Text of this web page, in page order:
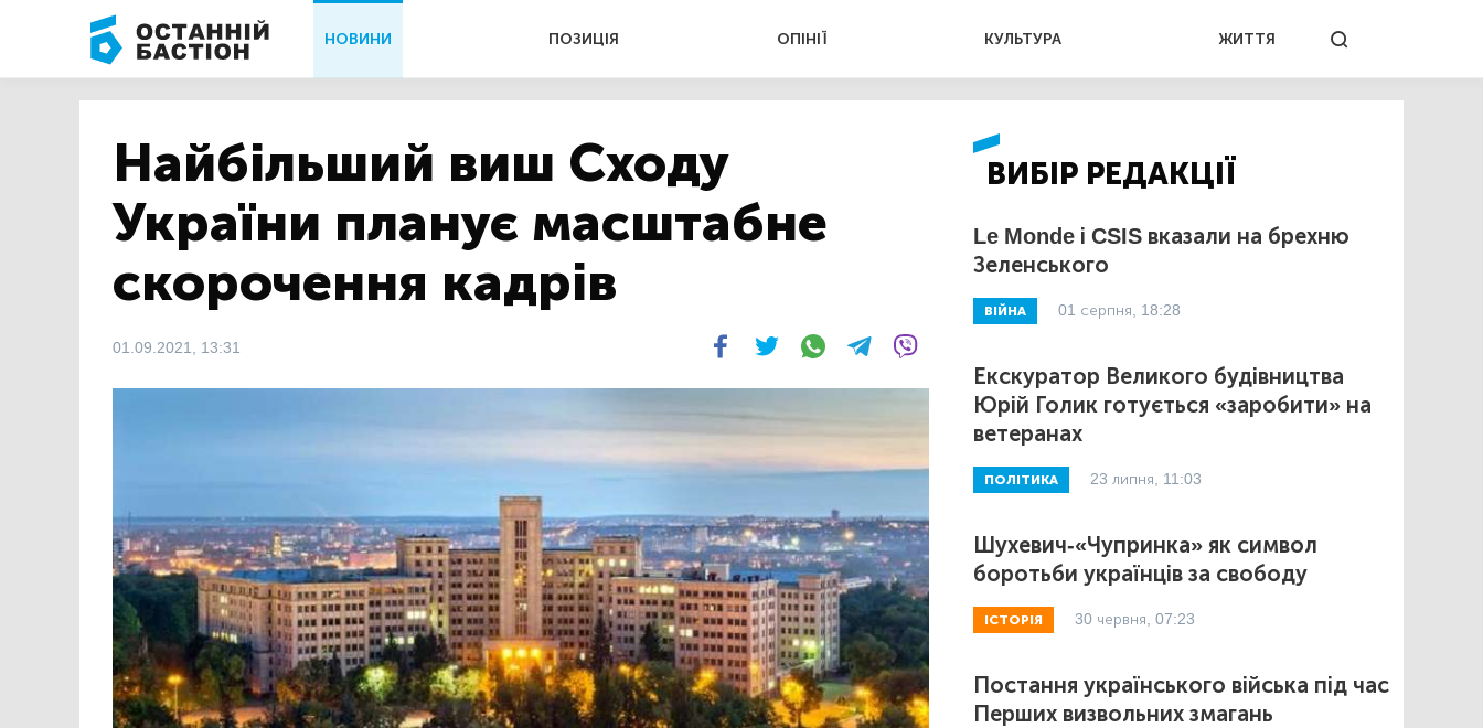
НОВИНИ ПОЗИЦІЯ ОПІНІЇ КУЛЬТУРА ЖИТТЯ
Найбільший виш Сходу
України планує масштабне
скорочення кадрів
01.09.2021, 13:31
ВИБІР РЕДАКЦІЇ
Le Monde і CSIS вказали на брехню
Зеленського
ВІЙНА 01 серпня, 18:28
Екскуратор Великого будівництва
Юрій Голик готується «заробити» на
ветеранах
ПОЛІТИКА 23 липня, 11:03
Шухевич-«Чупринка» як символ
боротьби українців за свободу
ІСТОРІЯ 30 червня, 07:23
Постання українського війська під час
Перших визвольних змагань